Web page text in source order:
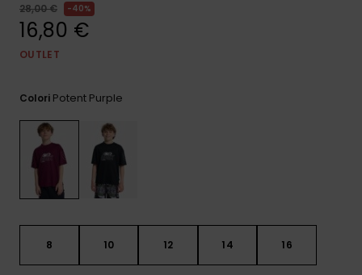
28,00 €
40%
16,80 €
OUTLET
Colori Potent Purple
8 10 12 14 16